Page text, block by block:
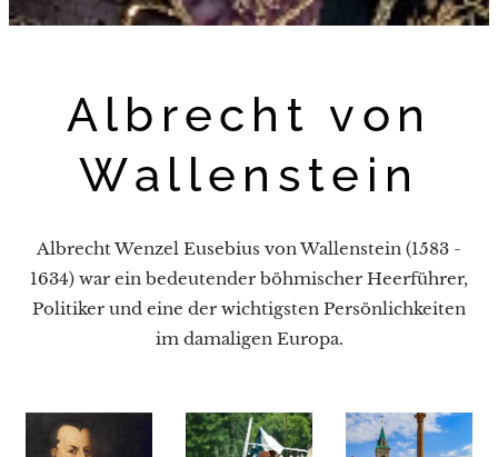
Albrecht von
Wallenstein
Albrecht Wenzel Eusebius von Wallenstein (1583 -
1634) war ein bedeutender böhmischer Heerführer,
Politiker und eine der wichtigsten Persönlichkeiten
im damaligen Europa.